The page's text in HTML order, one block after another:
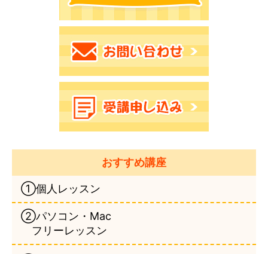
おすすめ講座
①個人レッスン
②パソコン・Mac
フリーレッスン